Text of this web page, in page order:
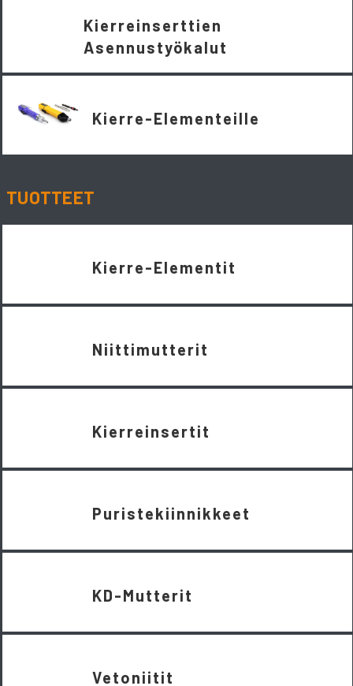
Kierreinserttien
Asennustyökalut
Kierre-Elementeille
TUOTTEET
Kierre-Elementit
Niittimutterit
Kierreinsertit
Puristekiinnikkeet
KD-Mutterit
Vetoniitit